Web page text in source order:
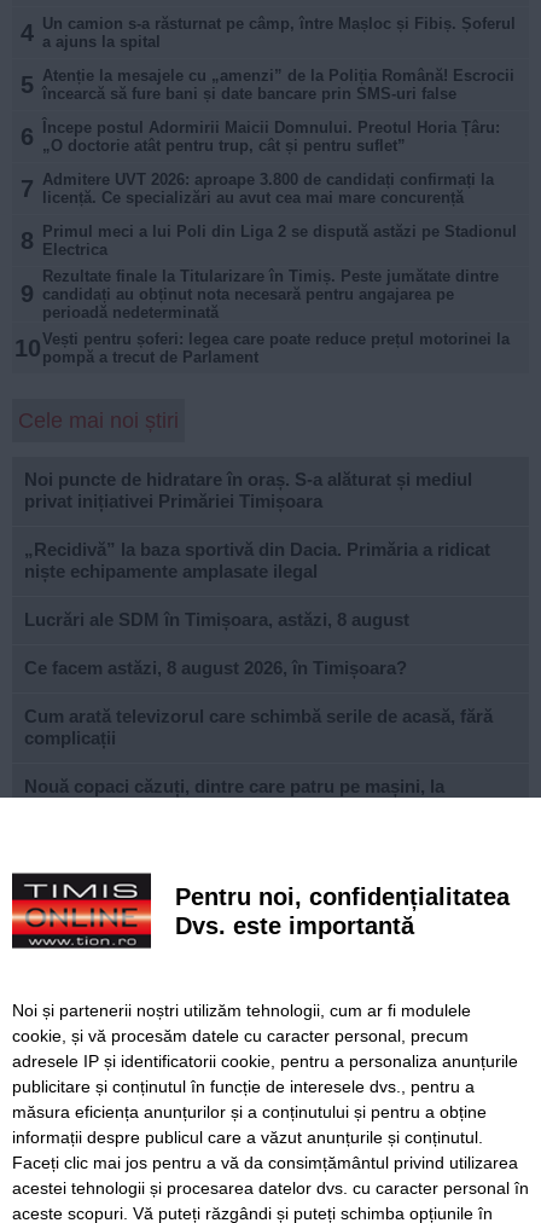
4 Un camion s-a răsturnat pe câmp, între Mașloc și Fibiș. Șoferul
a ajuns la spital
5 Atenție la mesajele cu „amenzi” de la Poliția Română! Escrocii
încearcă să fure bani și date bancare prin SMS-uri false
6
Începe postul Adormirii Maicii Domnului. Preotul Horia Țâru:
„O doctorie atât pentru trup, cât și pentru suflet”
7 Admitere UVT 2026: aproape 3.800 de candidați confirmați la
licență. Ce specializări au avut cea mai mare concurență
8
Primul meci a lui Poli din Liga 2 se dispută astăzi pe Stadionul
Electrica
9
Rezultate finale la Titularizare în Timiș. Peste jumătate dintre
candidați au obținut nota necesară pentru angajarea pe
perioadă nedeterminată
10Vești pentru șoferi: legea care poate reduce prețul motorinei la
pompă a trecut de Parlament
Cele mai noi știri
Noi puncte de hidratare în oraș. S-a alăturat și mediul
privat inițiativei Primăriei Timișoara
„Recidivă” la baza sportivă din Dacia. Primăria a ridicat
niște echipamente amplasate ilegal
Lucrări ale SDM în Timișoara, astăzi, 8 august
Ce facem astăzi, 8 august 2026, în Timișoara?
Cum arată televizorul care schimbă serile de acasă, fără
complicații
Nouă copaci căzuți, dintre care patru pe mașini, la
Internațională de Inteligență Artificială
Documentarul săptămânii: „Monsters of God”, povestea
din spatele comerțului ilegal cu animale exotice
național la Gala Elevului Reprezentant
VIDEO. Arena „Eroii Timișoarei”, aproximativ 85% gata.
Când va fi montat gazonul și când va fi inaugurat
stadionul
Pentru noi, confidențialitatea
Dvs. este importantă
Noi și partenerii noștri utilizăm tehnologii, cum ar fi modulele
cookie, și vă procesăm datele cu caracter personal, precum
adresele IP și identificatorii cookie, pentru a personaliza anunțurile
publicitare și conținutul în funcție de interesele dvs., pentru a
măsura eficiența anunțurilor și a conținutului și pentru a obține
informații despre publicul care a văzut anunțurile și conținutul.
Faceți clic mai jos pentru a vă da consimțământul privind utilizarea
acestei tehnologii și procesarea datelor dvs. cu caracter personal în
aceste scopuri. Vă puteți răzgândi și puteți schimba opțiunile în